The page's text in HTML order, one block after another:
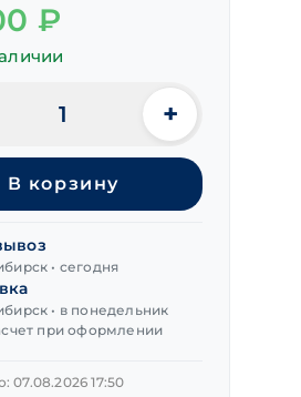
₽
+
В корзину
• сегодня
• в понедельник
при оформлении
07.08.2026 17:50